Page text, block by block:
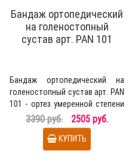
Бандаж ортопедический
на голеностопный
сустав арт. PAN 101
Бандаж ортопедический на
голеностопный сустав арт. PAN
101 - ортез умеренной степени
фиксации на гол..
3390 руб. 2505 руб.
КУПИТЬ